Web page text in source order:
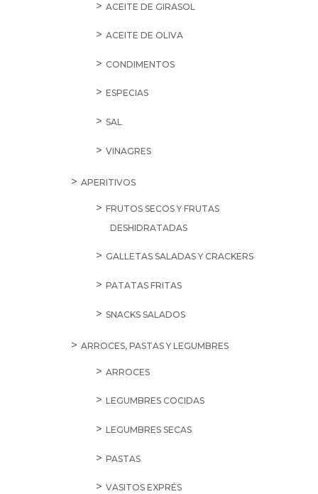
ACEITE DE GIRASOL
ACEITE DE OLIVA
CONDIMENTOS
ESPECIAS
SAL
VINAGRES
APERITIVOS
FRUTOS SECOS Y FRUTAS
DESHIDRATADAS
GALLETAS SALADAS Y CRACKERS
PATATAS FRITAS
SNACKS SALADOS
ARROCES, PASTAS Y LEGUMBRES
ARROCES
LEGUMBRES COCIDAS
LEGUMBRES SECAS
PASTAS
VASITOS EXPRÉS